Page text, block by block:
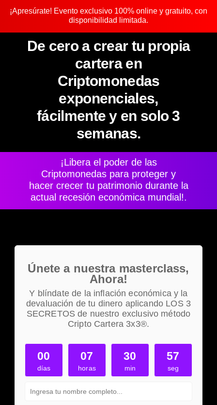
¡Apresúrate! Evento exclusivo 100% online y gratuito, con
disponibilidad limitada.
De cero a crear tu propia
cartera en
Criptomonedas
exponenciales,
fácilmente y en solo 3
semanas.
¡Libera el poder de las
Criptomonedas para proteger y
hacer crecer tu patrimonio durante la
actual recesión económica mundial!.
Únete a nuestra masterclass,
Ahora!
Y blíndate de la inflación económica y la
devaluación de tu dinero aplicando LOS 3
SECRETOS de nuestro exclusivo método
Cripto Cartera 3x3®.
00
días
07
horas
30
min
56
seg